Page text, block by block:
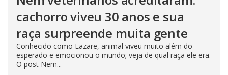
cachorro viveu 30 anos e sua
raça surpreende muita gente
Conhecido como Lazare, animal viveu muito além do
esperado e emocionou o mundo; veja de qual raça ele era.
O post Nem...